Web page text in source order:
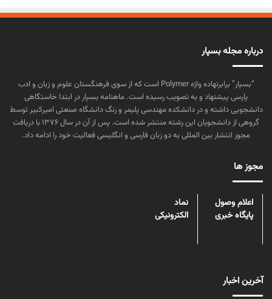
درباره مجله بسپار
“بسپار” برابرنهاده واژه Polymer است که از سوی فرهنگستان علوم و زبان و ادب
پارسی پیشنهاد و به تصویب رسیده است. ماهنامه بسپار در ابتدا خاستگاهی
دانشجویی داشته و در دانشکده مهندسی پلیمر و رنگ دانشگاه صنعتی امیرکبیر توسط
گروهی از دانشجویان این رشته منتشر شده است. پس از آن در سال ۱۳۷۶ با دریافت
مجوز انتشار بین المللی به دو زبان فارسی و انگلیسی فعالیت خود را ادامه داد.
مجوز ها
اعلام وصول
پایگاه خبری
نماد
الکترونیکی
آخرین اخبار